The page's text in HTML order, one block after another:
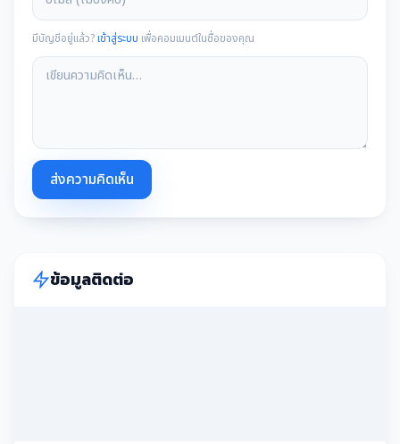
มีบัญชีอยู่แล้ว?เข้าสู่ระบบ เพื่อคอมเมนต์ในชื่อของคุณ
ส่งความคิดเห็น
ข้อมูลติดต่อ